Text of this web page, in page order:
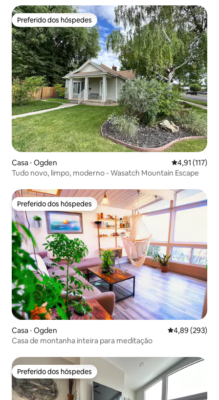
Preferido dos hóspedes
Preferido dos hóspedes
Casa ⋅ Ogden 4,91 de uma
4,91 (117)
Tudo novo, limpo, moderno - Wasatch Mountain Escape
Preferido dos hóspedes
Preferido dos hóspedes
Casa ⋅ Ogden 4,89 de uma
4,89 (293)
Casa de montanha inteira para meditação
Preferido dos hóspedes
Preferido dos hóspedes